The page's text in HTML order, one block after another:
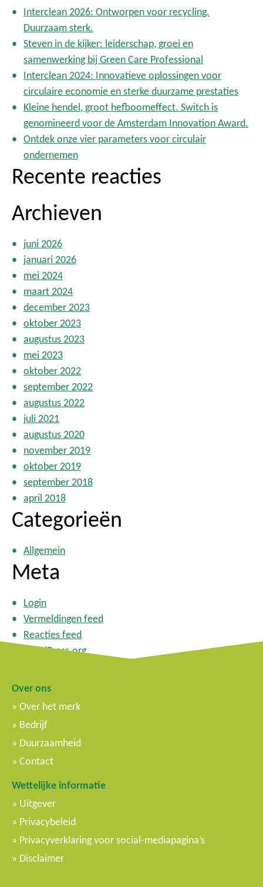
h
e
n
a
i
e
i
n
Interclean 2026: Ontworpen voor recycling.
Duurzaam sterk.
Steven in de kijker: leiderschap, groei en
samenwerking bij Green Care Professional
Interclean 2024: Innovatieve oplossingen voor
circulaire economie en sterke duurzame prestaties
Kleine hendel, groot hefboomeffect. Switch is
genomineerd voor de Amsterdam Innovation Award.
Ontdek onze vier parameters voor circulair
ondernemen
Recente reacties
Archieven
juni 2026
januari 2026
mei 2024
maart 2024
december 2023
oktober 2023
augustus 2023
mei 2023
oktober 2022
september 2022
augustus 2022
juli 2021
augustus 2020
november 2019
oktober 2019
september 2018
april 2018
Categorieën
Allgemein
Meta
Login
Vermeldingen feed
Reacties feed
WordPress.org
Over ons
Over het merk
Bedrijf
Duurzaamheid
Contact
Wettelijke informatie
Uitgever
Privacybeleid
Privacyverklaring voor social-mediapagina’s
Disclaimer